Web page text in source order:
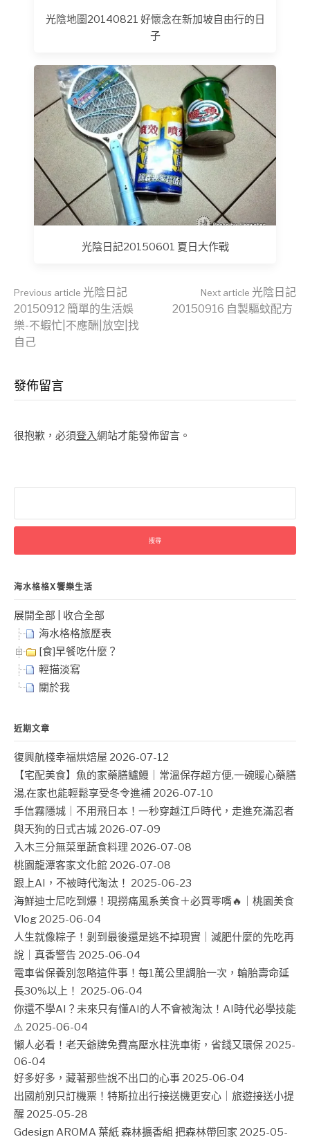
光陰地圖20140821 好懷念在新加坡自由行的日
子
光陰日記20150601 夏日大作戰
Continue
Reading
Previous article 光陰日記
20150912 簡單的生活娛
樂-不蝦忙|不應酬|放空|找
自己
Next article 光陰日記
20150916 自製驅蚊配方
發佈留言
很抱歉，必須登入網站才能發佈留言。
關
字:
海水格格X饗樂生活
展開全部
收合全部
海水格格旅歷表
[食]早餐吃什麼？
輕描淡寫
關於我
近期文章
復興航棧幸福烘焙屋 2026-07-12
【宅配美食】魚的家藥膳鱸鰻｜常溫保存超方便,一碗暖心藥膳
湯,在家也能輕鬆享受冬令進補 2026-07-10
手信霧隱城｜不用飛日本！一秒穿越江戶時代，走進充滿忍者
與天狗的日式古城 2026-07-09
入木三分無菜單蔬食料理 2026-07-08
桃園龍潭客家文化館 2026-07-08
跟上AI，不被時代淘汰！ 2025-06-23
海鮮迪士尼吃到爆！現撈痛風系美食＋必買零嘴🔥｜桃園美食
Vlog 2025-06-04
人生就像粽子！剝到最後還是逃不掉現實｜減肥什麼的先吃再
說｜真香警告 2025-06-04
電車省保養別忽略這件事！每1萬公里調胎一次，輪胎壽命延
長30%以上！ 2025-06-04
你還不學AI？未來只有懂AI的人不會被淘汰！AI時代必學技能
⚠️ 2025-06-04
懶人必看！老天爺牌免費高壓水柱洗車術，省錢又環保 2025-
06-04
好多好多，藏著那些說不出口的心事 2025-06-04
出國前別只訂機票！特斯拉出行接送機更安心｜旅遊接送小提
醒 2025-05-28
Gdesign AROMA 葉紙 森林擴香組 把森林帶回家 2025-05-